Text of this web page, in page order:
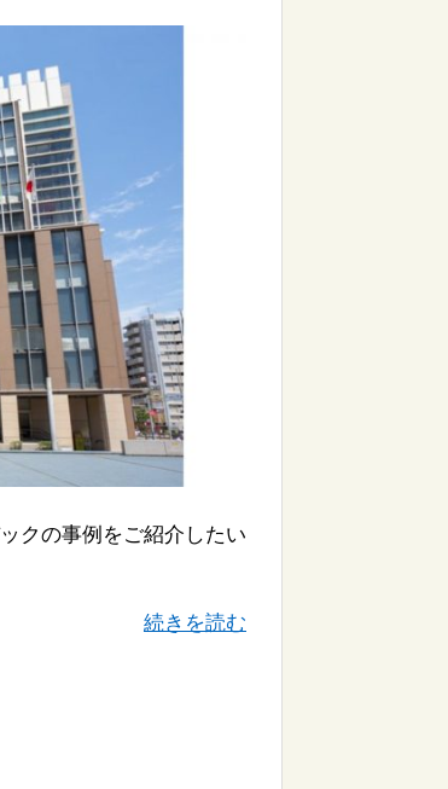
クの事例をご紹介したい
続きを読む